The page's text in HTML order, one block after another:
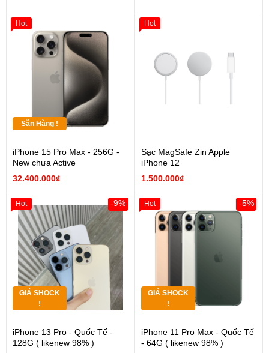
Sẵn Hàng !
iPhone 15 Pro Max - 256G -
New chưa Active
32.400.000₫
Hot
Sạc MagSafe Zin Apple
iPhone 12
1.500.000₫
Hot
GIÁ SHOCK
!
iPhone 13 Pro - Quốc Tế -
128G ( likenew 98% )
-9%
Hot
GIÁ SHOCK
!
iPhone 11 Pro Max - Quốc Tế
- 64G ( likenew 98% )
-5%
Hot